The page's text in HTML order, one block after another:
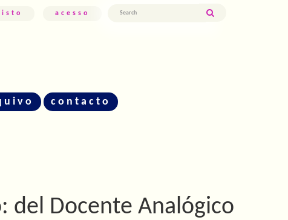
acesso
contacto
del Docente Analógico